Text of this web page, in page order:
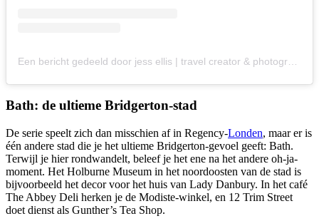
Bath: de ultieme Bridgerton-stad
De serie speelt zich dan misschien af in Regency-Londen, maar er is
één andere stad die je het ultieme Bridgerton-gevoel geeft: Bath.
Terwijl je hier rondwandelt, beleef je het ene na het andere oh-ja-
moment. Het Holburne Museum in het noordoosten van de stad is
bijvoorbeeld het decor voor het huis van Lady Danbury. In het café
The Abbey Deli herken je de Modiste-winkel, en 12 Trim Street
doet dienst als Gunther’s Tea Shop.